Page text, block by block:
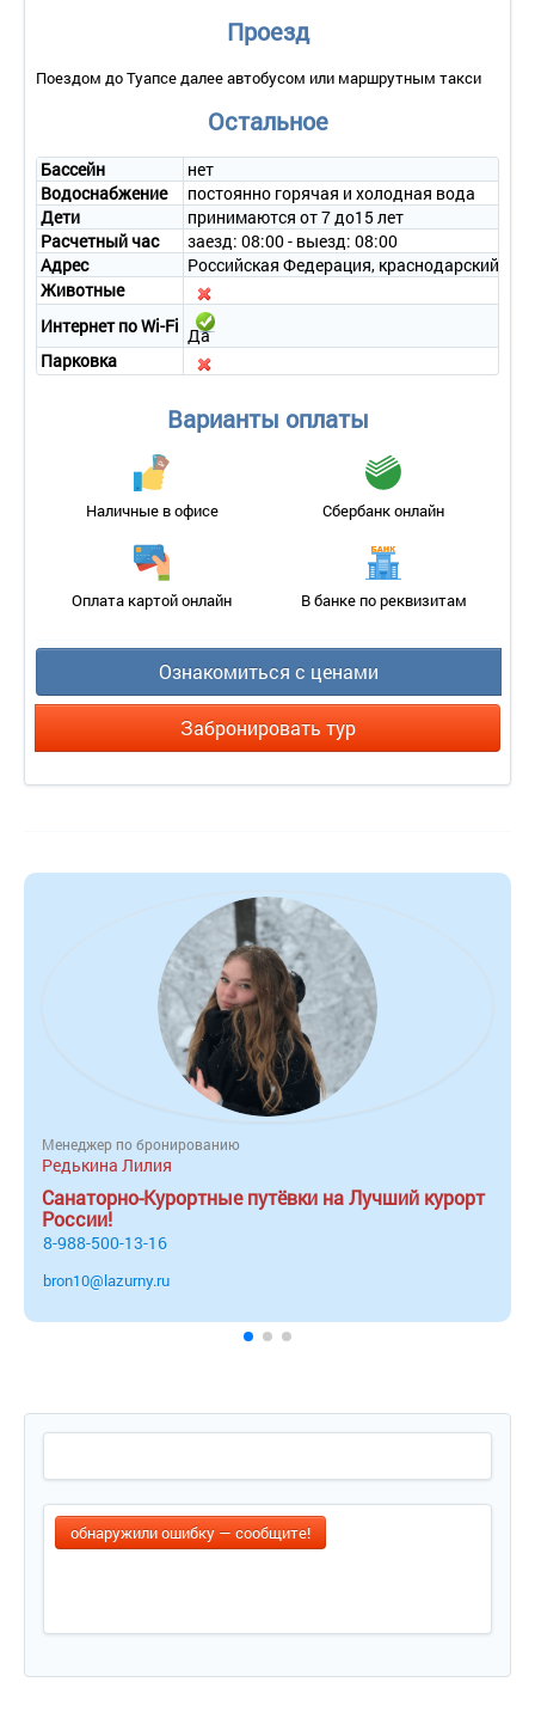
Проезд
Поездом до Туапсе далее автобусом или маршрутным такси
Остальное
Бассейн
нет
Водоснабжение
постоянно горячая и холодная вода
Дети
принимаются от 7 до15 лет
Расчетный час
заезд: 08:00 - выезд: 08:00
Адрес
Российская Федерация, краснодарский
Животные
Интернет по Wi-Fi Да
Парковка
Варианты оплаты
Наличные в офисе Сбербанк онлайн
Оплата картой онлайн В банке по реквизитам
Ознакомиться с ценами
Забронировать тур
Менеджер по бронированию
Редькина Лилия
Санаторно-Курортные путёвки на Лучший курорт
России!
8-988-500-13-16
bron10@lazurny.ru
обнаружили ошибку — сообщите!